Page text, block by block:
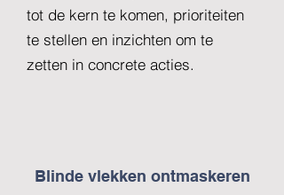
tot de kern te komen, prioriteiten
te stellen en inzichten om te
zetten in concrete acties.
Blinde vlekken ontmaskeren